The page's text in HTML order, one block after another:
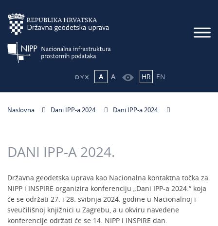
A A HR EN
Naslovna Dani IPP-a 2024. Dani IPP-a 2024.
DANI IPP-A 2024.
Državna geodetska uprava kao Nacionalna kontaktna točka za
NIPP i INSPIRE organizira konferenciju „Dani IPP-a 2024.“ koja
će se održati 27. i 28. svibnja 2024. godine u Nacionalnoj i
sveučilišnoj knjižnici u Zagrebu, a u okviru navedene
konferencije održati će se 14. NIPP i INSPIRE dan.